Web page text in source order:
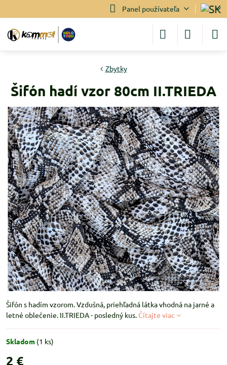
Panel používateľa
Zbytky
Šifón hadí vzor 80cm II.TRIEDA
Šifón s hadím vzorom. Vzdušná, priehľadná látka vhodná na jarné a
letné oblečenie. II.TRIEDA - posledný kus. Čítajte viac
Skladom (1 ks)
2 €